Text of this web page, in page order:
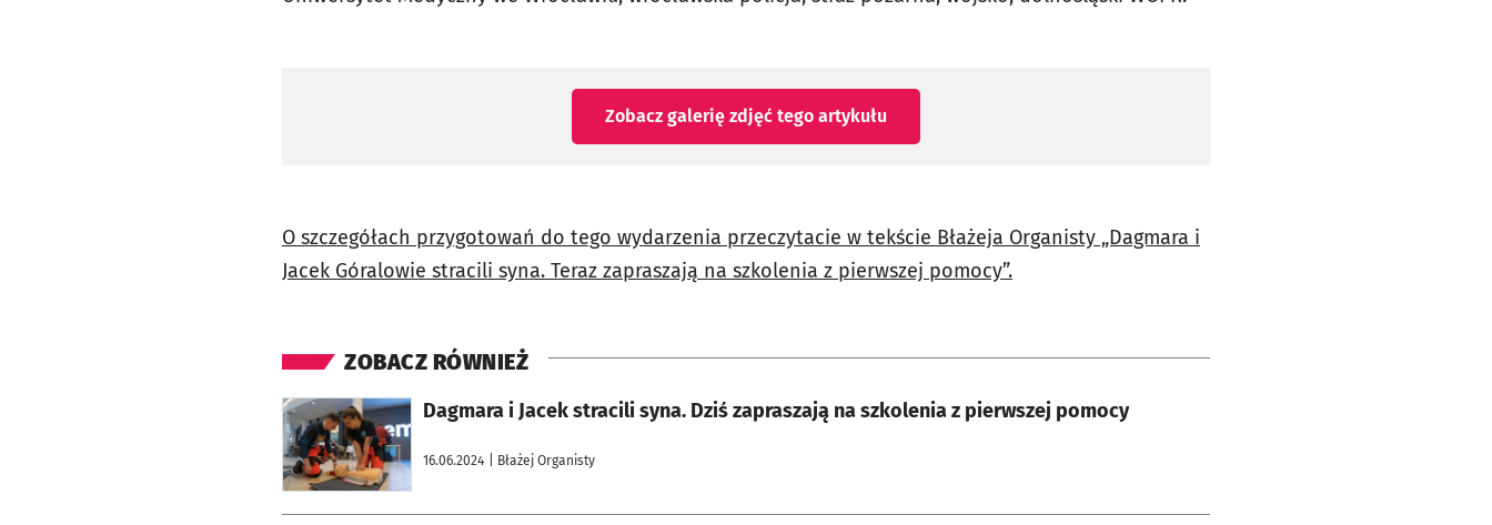
Zobacz galerię zdjęć tego artykułu
O szczegółach przygotowań do tego wydarzenia przeczytacie w tekście Błażeja Organisty „Dagmara i
Jacek Góralowie stracili syna. Teraz zapraszają na szkolenia z pierwszej pomocy”.
ZOBACZ RÓWNIEŻ
Dagmara i Jacek stracili syna. Dziś zapraszają na szkolenia z pierwszej pomocy
16.06.2024 | Błażej Organisty
otworzy się w nowej karcie